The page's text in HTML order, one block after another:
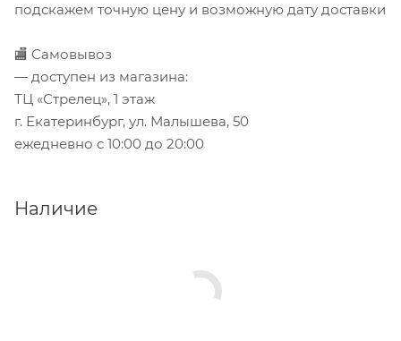
подскажем точную цену и возможную дату доставки
🏬 Самовывоз
— доступен из магазина:
ТЦ «Стрелец», 1 этаж
г. Екатеринбург, ул. Малышева, 50
ежедневно с 10:00 до 20:00
Наличие